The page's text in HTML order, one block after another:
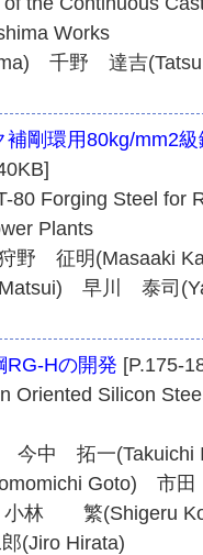
Works
千野 達吉
剛環用80kg/mm2
80 Forging Steel for
Plants
野 征明(Masaaki
早川 泰司
RG-Hの開発 [P.175-
Oriented Silicon
今中 拓一
Goto) 市
林 繁(Shigeru
(Jiro Hirata)